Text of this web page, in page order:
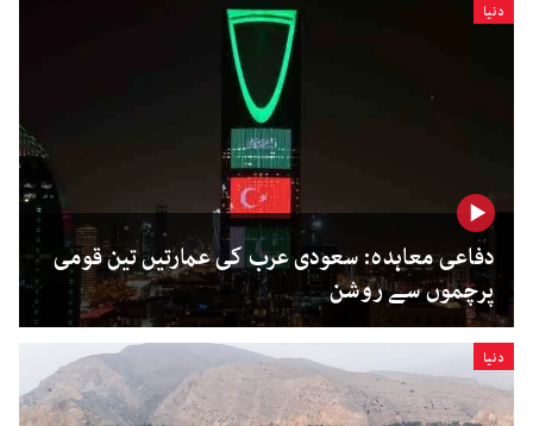
دنیا
دفاعی معاہدہ: سعودی عرب کی عمارتیں تین قومی
پرچموں سے روشن
دنیا